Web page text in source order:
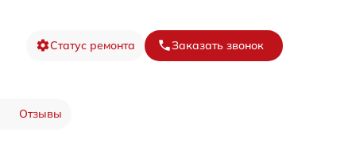
Статус ремонта Заказать звонок
Отзывы